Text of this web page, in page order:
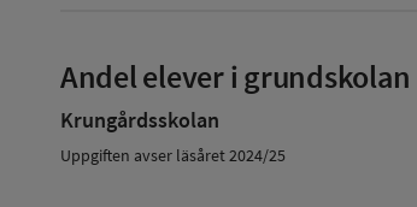
Andel elever i
Krungårdsskolan
Uppgiften avser läsåret 2024/25